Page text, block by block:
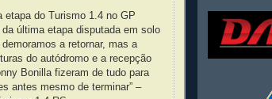
etapa do Turismo 1.4 no GP
última etapa disputada em solo
a retornar, mas a
do autódromo e a recepção
Bonilla fizeram de tudo para
antes mesmo de terminar” –